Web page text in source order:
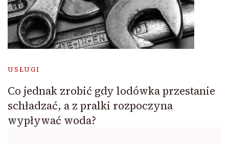
USŁUGI
Co jednak zrobić gdy lodówka przestanie
schładzać, a z pralki rozpoczyna
wypływać woda?